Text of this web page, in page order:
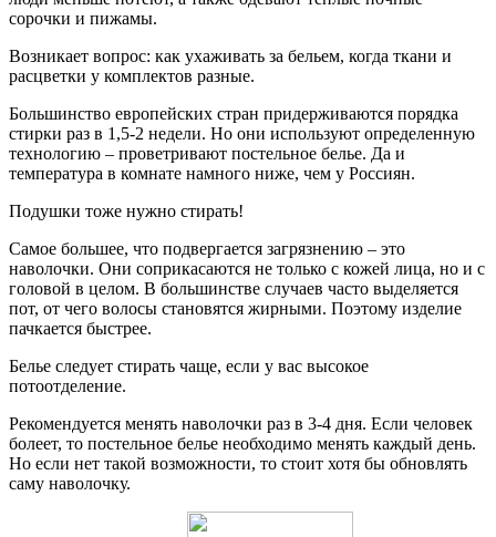
сорочки и пижамы.
Возникает вопрос: как ухаживать за бельем, когда ткани и
расцветки у комплектов разные.
Большинство европейских стран придерживаются порядка
стирки раз в 1,5-2 недели. Но они используют определенную
технологию – проветривают постельное белье. Да и
температура в комнате намного ниже, чем у Россиян.
Подушки тоже нужно стирать!
Самое большее, что подвергается загрязнению – это
наволочки. Они соприкасаются не только с кожей лица, но и с
головой в целом. В большинстве случаев часто выделяется
пот, от чего волосы становятся жирными. Поэтому изделие
пачкается быстрее.
Белье следует стирать чаще, если у вас высокое
потоотделение.
Рекомендуется менять наволочки раз в 3-4 дня. Если человек
болеет, то постельное белье необходимо менять каждый день.
Но если нет такой возможности, то стоит хотя бы обновлять
саму наволочку.